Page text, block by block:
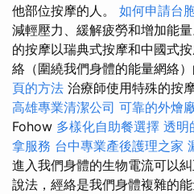
他部位按摩的人。 如何申請台
減輕壓力、緩解疲勞和增加能量
的按摩以瑞典式按摩和中國式
絡（圍繞我們身體的能量網絡）
頁的方法 治療師使用特殊的按
高雄專業清潔公司 可靠的外燴
Fohow 多樣化自助餐選擇 透明
拿服務 台中專業產後護理之家
進入我們身體的生物電流可以
說法，經絡是我們身體複雜的